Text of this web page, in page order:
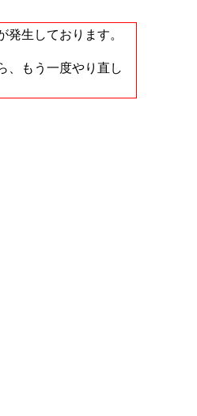
発生しております。
、もう一度やり直し